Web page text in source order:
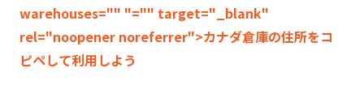
warehouses="" "="" target="_blank"
rel="noopener noreferrer">カナダ倉庫の住所をコ
ピペして利用しよう